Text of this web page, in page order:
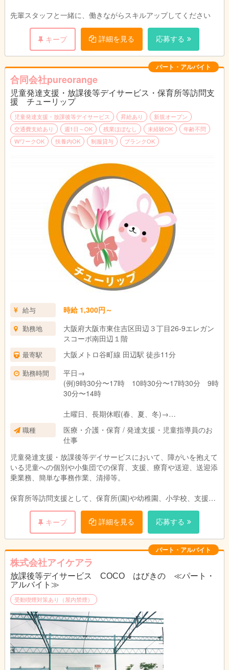
先輩スタッフと一緒に、働きながらスキルアップしてください
キープ 詳細を見る 応募する
パート・アルバイト
合同会社pureorange
児童発達支援・放課後等デイサービス・保育所等訪問支
援 チューリップ
児童発達支援・放課後等デイサービス 昇給あり
新規オープン
交通費支給あり
週1日～OK 残業ほぼなし 未経験OK
年齢不問
WワークOK
扶養内OK 制服貸与 ブランクOK
給与 時給 1,300円～
勤務地
大阪府大阪市東住吉区田辺３丁目26-9エレガン
スコーポ南田辺１階
最寄駅 大阪メトロ谷町線 田辺駅 徒歩11分
勤務時間
平日→
(例)9時30分〜17時 10時30分〜17時30分 9時
30分〜14時
土曜日、長期休暇(春、夏、冬)→
分〜14時
ライフワークに合わせて柔軟に働いて頂けま
す。
また、週1日〜可能です。
職種
医療・介護・保育 / 発達支援・児童指導員のお
仕事
児童発達支援・放課後等デイサービスにおいて、障がいを抱えて
いる児童への個別や小集団での保育、支援、療育や送迎、送迎添
乗業務、簡単な事務作業、清掃等。
保育所等訪問支援として、保育所(園)や幼稚園、小学校、支援学
キープ
詳細を見る 応募する
パート・アルバイト
株式会社アイケアラ
放課後等デイサービス COCO はびきの ≪パート・
アルバイト≫
受動喫煙対策あり（屋内禁煙）